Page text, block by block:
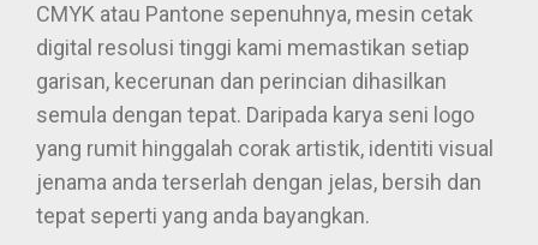
CMYK atau Pantone sepenuhnya, mesin cetak
digital resolusi tinggi kami memastikan setiap
garisan, kecerunan dan perincian dihasilkan
semula dengan tepat. Daripada karya seni logo
yang rumit hinggalah corak artistik, identiti visual
jenama anda terserlah dengan jelas, bersih dan
tepat seperti yang anda bayangkan.